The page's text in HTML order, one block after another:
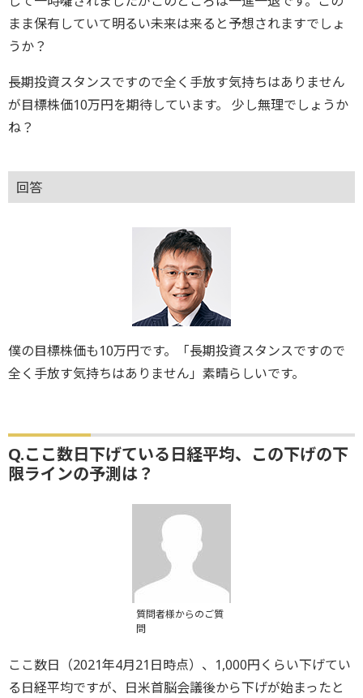
まま保有していて明るい未来は来ると予想されますでしょ
うか？
長期投資スタンスですので全く手放す気持ちはありません
が目標株価10万円を期待しています。 少し無理でしょうか
ね？
回答
僕の目標株価も10万円です。「長期投資スタンスですので
全く手放す気持ちはありません」素晴らしいです。
Q.ここ数日下げている日経平均、この下げの下
限ラインの予測は？
質問者様からのご質
問
ここ数日（2021年4月21日時点）、1,000円くらい下げてい
る日経平均ですが、日米首脳会議後から下げが始まったと